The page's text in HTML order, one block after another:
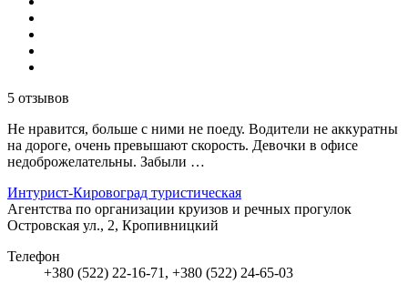
5 отзывов
Не нравится, больше с ними не поеду. Водители не аккуратны
на дороге, очень превышают скорость. Девочки в офисе
недоброжелательны. Забыли …
Интурист-Кировоград туристическая
Агентства по организации круизов и речных прогулок
Островская ул., 2, Кропивницкий
Телефон
+380 (522) 22-16-71, +380 (522) 24-65-03